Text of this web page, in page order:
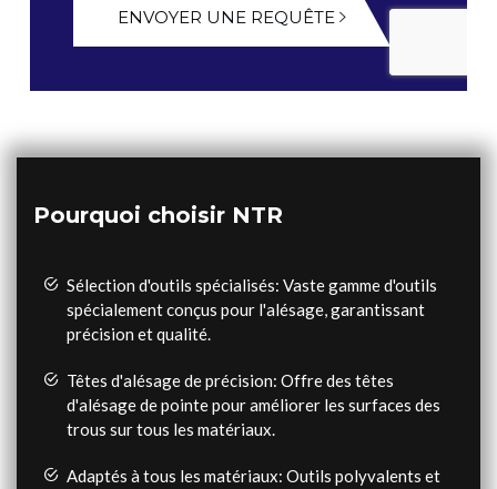
ENVOYER UNE REQUÊTE
Pourquoi choisir NTR
Sélection d'outils spécialisés: Vaste gamme d'outils
spécialement conçus pour l'alésage, garantissant
précision et qualité.
Têtes d'alésage de précision: Offre des têtes
d'alésage de pointe pour améliorer les surfaces des
trous sur tous les matériaux.
Adaptés à tous les matériaux: Outils polyvalents et